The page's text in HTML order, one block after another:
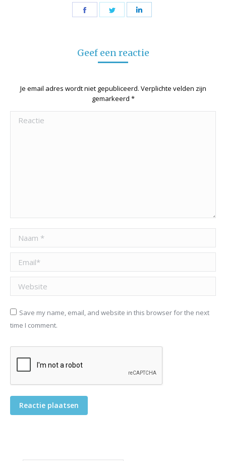
Share
Share
Geef een reactie
Je email adres wordt niet gepubliceerd. Verplichte velden zijn
gemarkeerd *
Reactie
Naam *
Email *
Website
Save my name, email, and website in this browser for the next
time I comment.
Reactie plaatsen